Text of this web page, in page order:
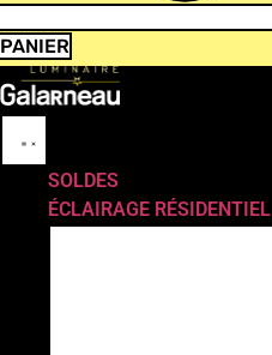
PANIER
SOLDES
ÉCLAIRAGE RÉSIDENTIEL